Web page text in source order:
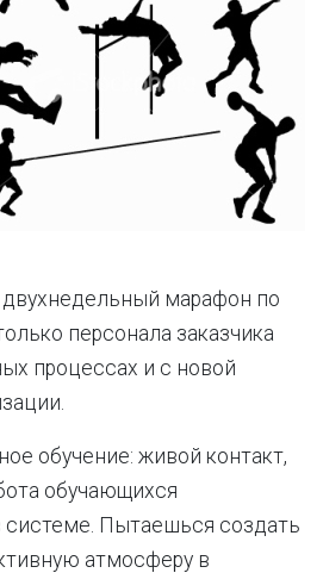
двухнедельный марафон по
персонала заказчика
процессах и с новой
обучение: живой контакт,
обучающихся
системе. Пытаешься создать
атмосферу в